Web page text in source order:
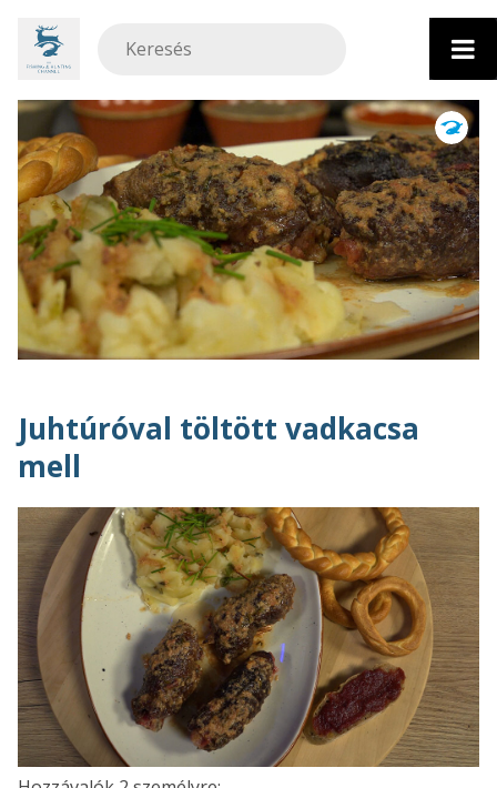
tartalomhoz
Juhtúróval töltött vadkacsa
mell